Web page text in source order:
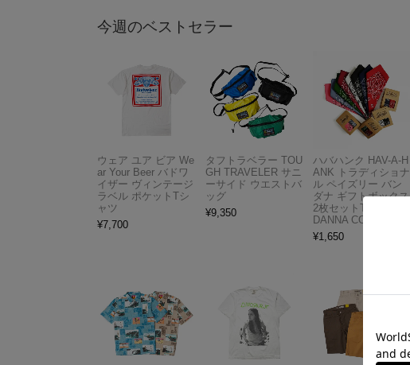
今週のベストセラー
ウェア ユア ビア We
ar Your Beer バドワ
イザー ヴィンテージ
ラベル ポケットTシ
ャツ
¥7,700
タフトラベラー TOU
GH TRAVELER サニ
ーサイド ウエストバ
ッグ
¥9,350
ハバハンク HAV-A-H
ANK トラディショナ
ル ペイズリー バン
ダナ ギフトボックス
2枚セットTHE BAN
DANNA COMPANY
¥1,650